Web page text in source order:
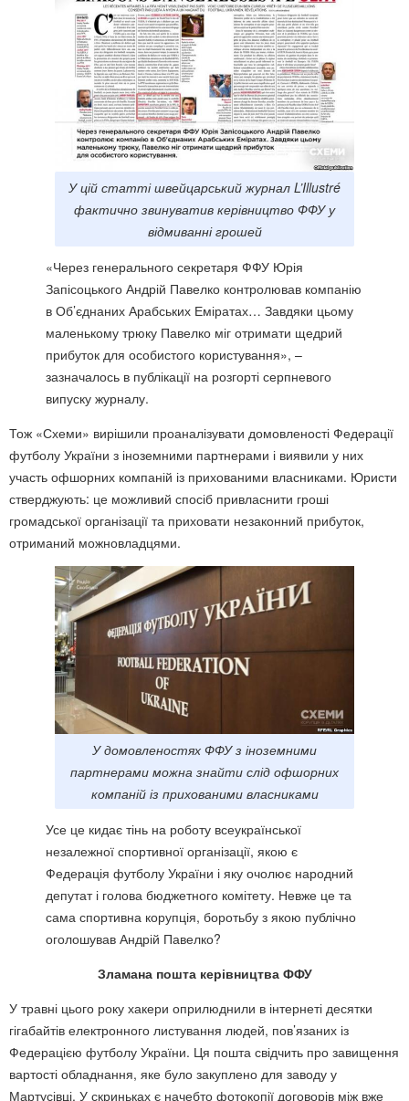
У цій статті швейцарський журнал L’Illustré
фактично звинуватив керівництво ФФУ у
відмиванні грошей
«Через генерального секретаря ФФУ Юрія
Запісоцького Андрій Павелко контролював компанію
в Об’єднаних Арабських Еміратах… Завдяки цьому
маленькому трюку Павелко міг отримати щедрий
прибуток для особистого користування», –
зазначалось в публікації на розгорті серпневого
випуску журналу.
Тож «Схеми» вирішили проаналізувати домовленості Федерації
футболу України з іноземними партнерами і виявили у них
участь офшорних компаній із прихованими власниками. Юристи
стверджують: це можливий спосіб привласнити гроші
громадської організації та приховати незаконний прибуток,
отриманий можновладцями.
У домовленостях ФФУ з іноземними
партнерами можна знайти слід офшорних
компаній із прихованими власниками
Усе це кидає тінь на роботу всеукраїнської
незалежної спортивної організації, якою є
Федерація футболу України і яку очолює народний
депутат і голова бюджетного комітету. Невже це та
сама спортивна корупція, боротьбу з якою публічно
оголошував Андрій Павелко?
Зламана пошта керівництва ФФУ
У травні цього року хакери оприлюднили в інтернеті десятки
гігабайтів електронного листування людей, пов’язаних із
Федерацією футболу України. Ця пошта свідчить про завищення
вартості обладнання, яке було закуплено для заводу у
Мартусівці. У скриньках є начебто фотокопії договорів між вже